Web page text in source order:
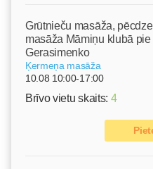
Grūtnieču masāža,
masāža Māmiņu klubā
Gerasimenko
Ķermeņa masāža
10.08 10:00-17:00
Brīvo vietu skaits: 4